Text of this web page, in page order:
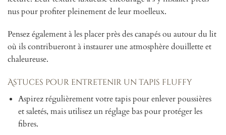
nus pour profiter pleinement de leur moelleux.
Pensez également à les placer près des canapés ou autour du lit
où ils contribueront à instaurer une atmosphère douillette et
chaleureuse.
Astuces pour entretenir un tapis fluffy
Aspirez régulièrement votre tapis pour enlever poussières
et saletés, mais utilisez un réglage bas pour protéger les
fibres.